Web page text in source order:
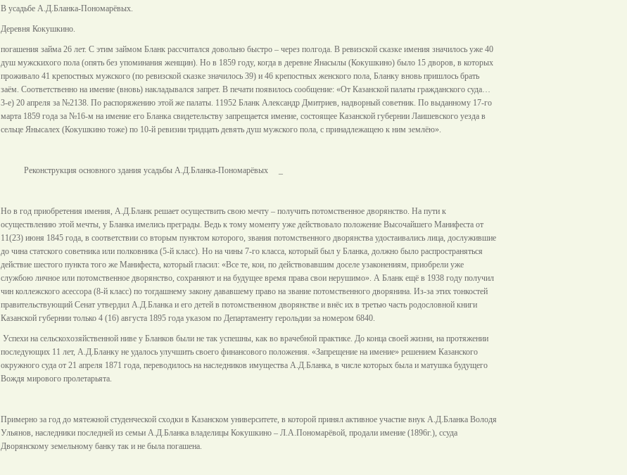
В усадьбе А.Д.Бланка-Пономарёвых.
Деревня Кокушкино.
погашения займа 26 лет. С этим займом Бланк рассчитался довольно быстро – через полгода. В ревизской сказке имения значилось уже 40
душ мужскихого пола (опять без упоминания женщин). Но в 1859 году, когда в деревне Янасылы (Кокушкино) было 15 дворов, в которых
проживало 41 крепостных мужского (по ревизской сказке значилось 39) и 46 крепостных женского пола, Бланку вновь пришлось брать
заём. Соответственно на имение (вновь) накладывался запрет. В печати появилось сообщение: «От Казанской палаты гражданского суда…
3-е) 20 апреля за №2138. По распоряжению этой же палаты. 11952 Бланк Александр Дмитриев, надворный советник. По выданному 17-го
марта 1859 года за №16-м на имение его Бланка свидетельству запрещается имение, состоящее Казанской губернии Лаишевского уезда в
сельце Янысалех (Кокушкино тоже) по 10-й ревизии тридцать девять душ мужского пола, с принадлежащею к ним землёю».
Реконструкция основного здания усадьбы А.Д.Бланка-Пономарёвых _
Но в год приобретения имения, А.Д.Бланк решает осуществить свою мечту – получить потомственное дворянство. На пути к
осуществлению этой мечты, у Бланка имелись преграды. Ведь к тому моменту уже действовало положение Высочайшего Манифеста от
11(23) июня 1845 года, в соответствии со вторым пунктом которого, звания потомственного дворянства удостаивались лица, дослужившие
до чина статского советника или полковника (5-й класс). Но на чины 7-го класса, который был у Бланка, должно было распространяться
действие шестого пункта того же Манифеста, который гласил: «Все те, кои, по действовавшим доселе узаконениям, приобрели уже
службою личное или потомственное дворянство, сохраняют и на будущее время права свои нерушимо». А Бланк ещё в 1938 году получил
чин коллежского асессора (8-й класс) по тогдашнему закону дававшему право на звание потомственного дворянина. Из-за этих тонкостей
правительствующий Сенат утвердил А.Д.Бланка и его детей в потомственном дворянстве и внёс их в третью часть родословной книги
Казанской губернии только 4 (16) августа 1895 года указом по Департаменту герольдии за номером 6840.
Успехи на сельскохозяйственной ниве у Бланков были не так успешны, как во врачебной практике. До конца своей жизни, на протяжении
последующих 11 лет, А.Д.Бланку не удалось улучшить своего финансового положения. «Запрещение на имение» решением Казанского
окружного суда от 21 апреля 1871 года, переводилось на наследников имущества А.Д.Бланка, в числе которых была и матушка будущего
Вождя мирового пролетарьята.
Примерно за год до мятежной студенческой сходки в Казанском университете, в которой принял активное участие внук А.Д.Бланка Володя
Ульянов, наследники последней из семьи А.Д.Бланка владелицы Кокушкино – Л.А.Пономарёвой, продали имение (1896г.), ссуда
Дворянскому земельному банку так и не была погашена.